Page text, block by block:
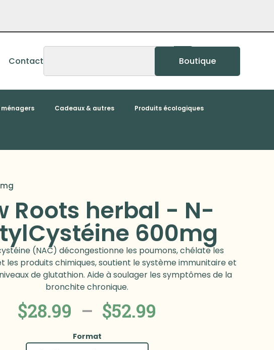
Contact Boutique
Cadeaux & autres Produits écologiques
Roots herbal - N-
600mg
(NAC) décongestionne les poumons, chélate les
les produits chimiques, soutient le système immunitaire et
de glutathion. Aide à soulager les symptômes de la
bronchite chronique.
$28.99 – $52.99
Format